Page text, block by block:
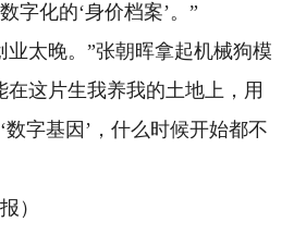
字化的‘身价档案’。”
太晚。”张朝晖拿起机械狗模
在这片生我养我的土地上，用
字基因’，什么时候开始都不
）